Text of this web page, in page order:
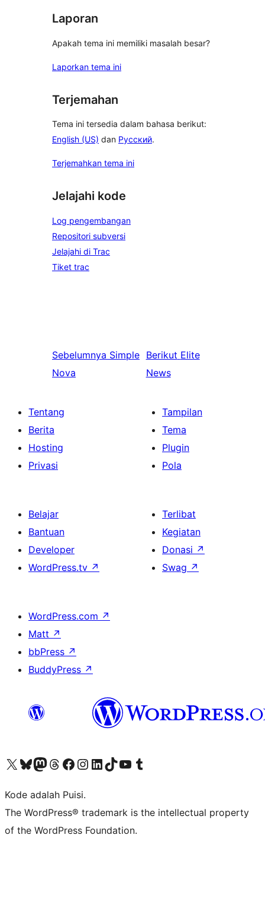
Laporan
Apakah tema ini memiliki masalah besar?
Laporkan tema ini
Terjemahan
Tema ini tersedia dalam bahasa berikut:
English (US) dan Русский.
Terjemahkan tema ini
Jelajahi kode
Log pengembangan
Repositori subversi
Jelajahi di Trac
Tiket trac
Sebelumnya Simple
Nova
Berikut Elite
News
Tentang
Berita
Hosting
Privasi
Tampilan
Tema
Plugin
Pola
Belajar
Bantuan
Developer
WordPress.tv ↗
Terlibat
Kegiatan
Donasi ↗
Swag ↗
WordPress.com ↗
Matt ↗
bbPress ↗
BuddyPress ↗
Kunjungi akun X (sebelumnya Twitter) kamiVisit our Bluesky account
Kunjungi akun Mastodon kami
Visit our Threads account
Kunjungi halaman Facebook kamiKunjungi akun Instagram kamiKunjungi akun LinkedIn kami
Visit our TikTok account
Kunjungi channel YouTube kamiVisit our Tumblr account
Kode adalah Puisi.
The WordPress® trademark is the intellectual property
of the WordPress Foundation.